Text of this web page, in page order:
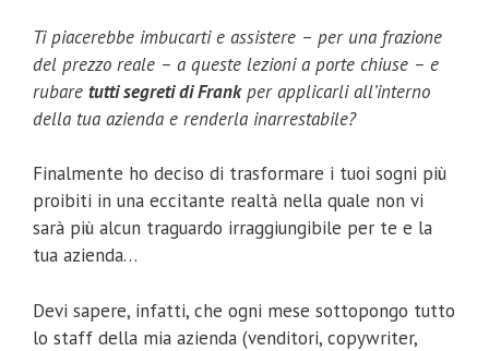
Ti piacerebbe imbucarti e assistere – per una frazione
del prezzo reale – a queste lezioni a porte chiuse – e
rubare tutti segreti di Frankper applicarli all’interno
della tua azienda e renderla inarrestabile?
Finalmente ho deciso di trasformare i tuoi sogni più
proibiti in una eccitante realtà nella quale non vi
sarà più alcun traguardo irraggiungibile per te e la
tua azienda…
Devi sapere, infatti, che ogni mese sottopongo tutto
lo staff della mia azienda (venditori, copywriter,